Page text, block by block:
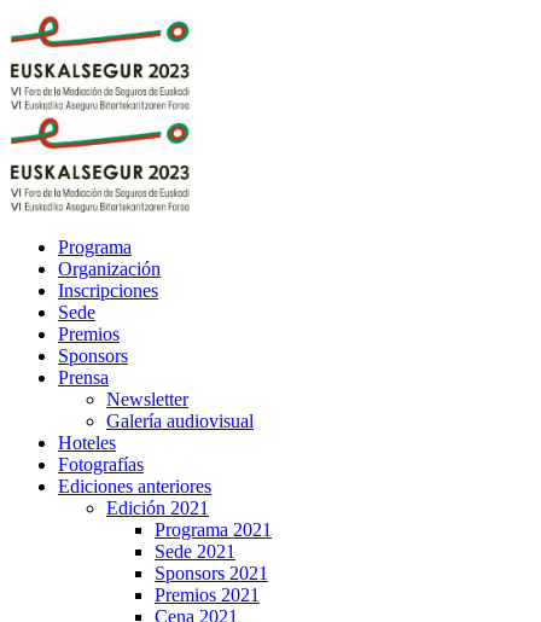
Programa
Organización
Inscripciones
Sede
Premios
Sponsors
Prensa
Newsletter
Galería audiovisual
Hoteles
Fotografías
Ediciones anteriores
Edición 2021
Programa 2021
Sede 2021
Sponsors 2021
Premios 2021
Cena 2021